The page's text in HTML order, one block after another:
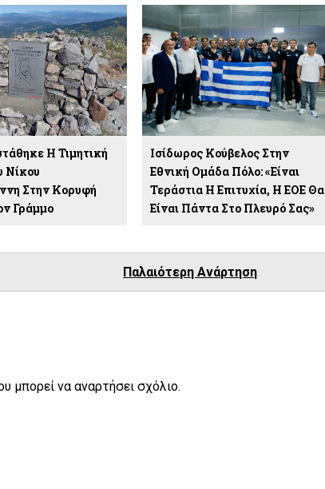
Η Τιμητική
Νίκου
Στην Κορυφή
Γράμμο
Ισίδωρος Κούβελος Στην
Εθνική Ομάδα Πόλο: «Είναι
Τεράστια Η Επιτυχία, Η ΕΟΕ Θα
Είναι Πάντα Στο Πλευρό Σας»
Παλαιότερη Ανάρτηση
μπορεί να αναρτήσει σχόλιο.